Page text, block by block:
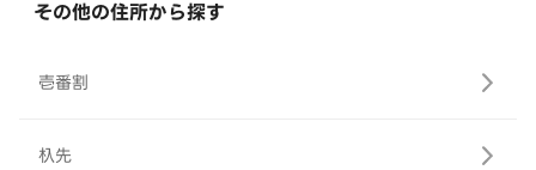
その他の住所から探す
壱番割
杁先